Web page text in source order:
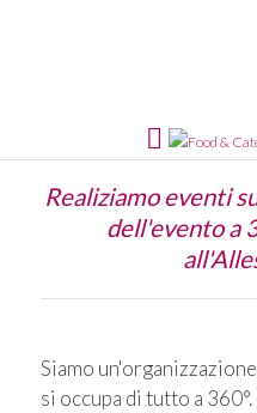
Realiziamo eventi
dell'evento a
Siamo
si occupa di tutto a 360°.